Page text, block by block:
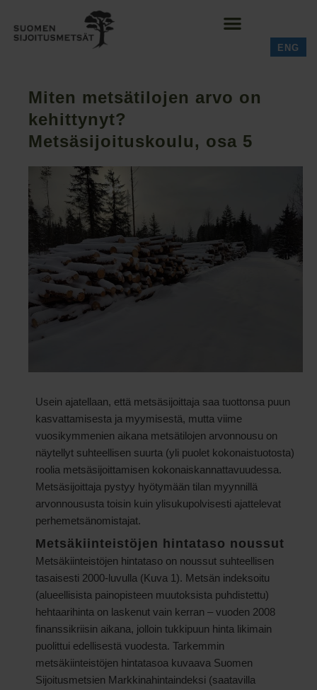
ENG
Miten metsätilojen arvo on
kehittynyt?
Metsäsijoituskoulu, osa 5
Usein ajatellaan, että metsäsijoittaja saa tuottonsa puun
kasvattamisesta ja myymisestä, mutta viime
vuosikymmenien aikana metsätilojen arvonnousu on
näytellyt suhteellisen suurta (yli puolet kokonaistuotosta)
roolia metsäsijoittamisen kokonaiskannattavuudessa.
Metsäsijoittaja pystyy hyötymään tilan myynnillä
arvonnoususta toisin kuin ylisukupolvisesti ajattelevat
perhemetsänomistajat.
Metsäkiinteistöjen hintataso noussut
Metsäkiinteistöjen hintataso on noussut suhteellisen
tasaisesti 2000-luvulla (Kuva 1). Metsän indeksoitu
(alueellisista painopisteen muutoksista puhdistettu)
hehtaarihinta on laskenut vain kerran – vuoden 2008
finanssikriisin aikana, jolloin tukkipuun hinta likimain
puolittui edellisestä vuodesta. Tarkemmin
metsäkiinteistöjen hintatasoa kuvaava Suomen
Sijoitusmetsien Markkinahintaindeksi (saatavilla